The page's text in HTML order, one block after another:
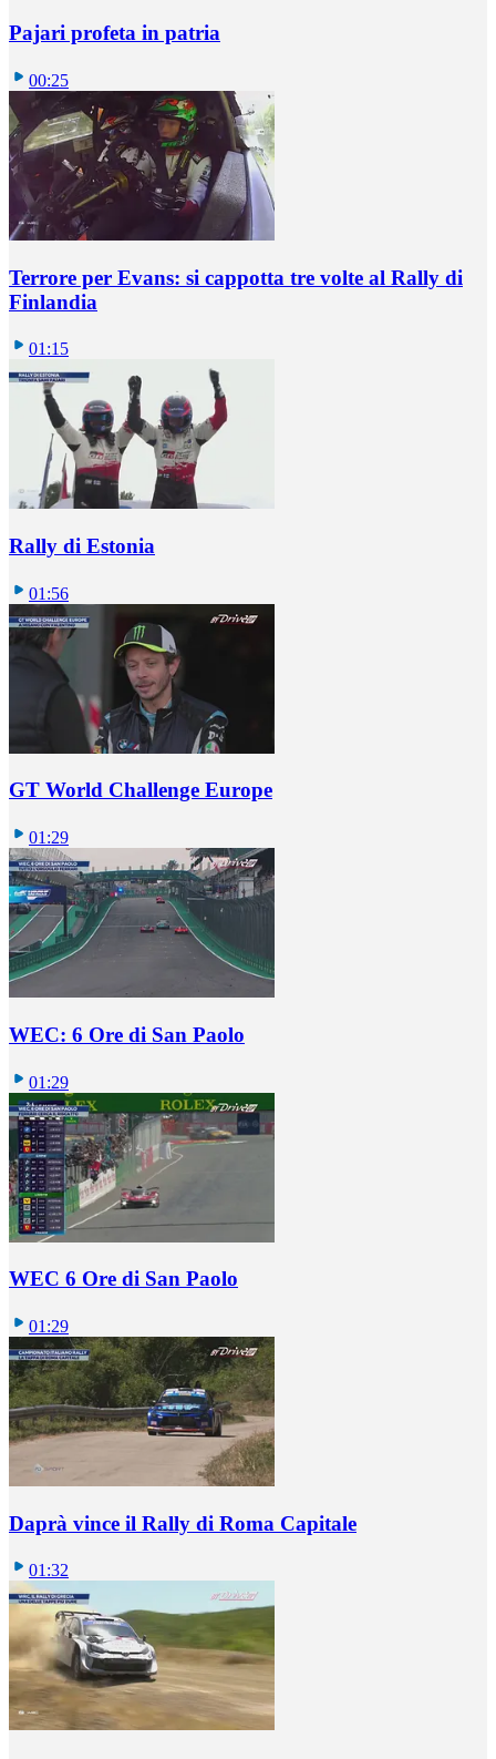
Pajari profeta in patria
00:25
Terrore per Evans: si cappotta tre volte al Rally di
Finlandia
01:15
Rally di Estonia
01:56
GT World Challenge Europe
01:29
WEC: 6 Ore di San Paolo
01:29
WEC 6 Ore di San Paolo
01:29
Daprà vince il Rally di Roma Capitale
01:32